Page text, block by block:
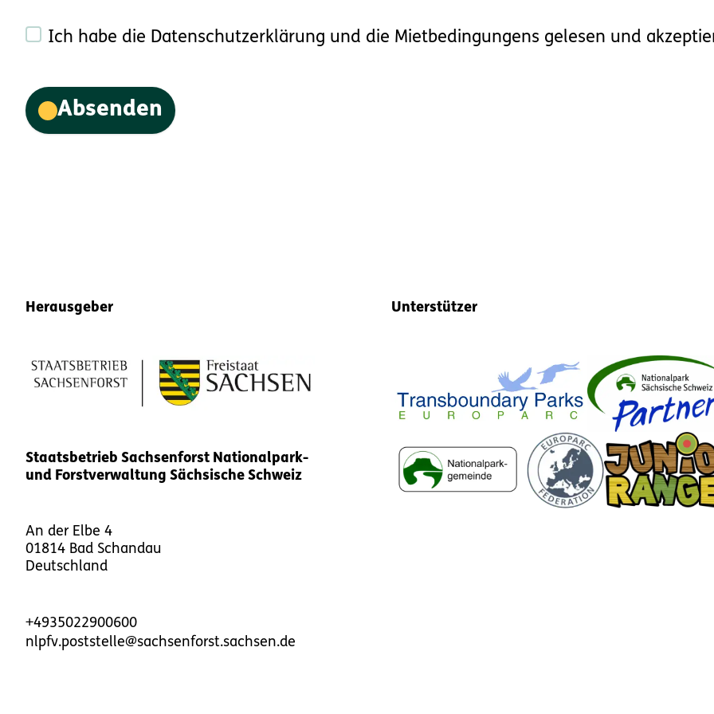
Ich habe die Datenschutzerklärung und die Mietbedingungens gelesen und
Absenden
Herausgeber
Staatsbetrieb Sachsenforst Nationalpark-
und Forstverwaltung Sächsische Schweiz
An der Elbe 4
01814 Bad Schandau
Deutschland
+4935022900600
nlpfv.poststelle@sachsenforst.sachsen.de
Unterstützer